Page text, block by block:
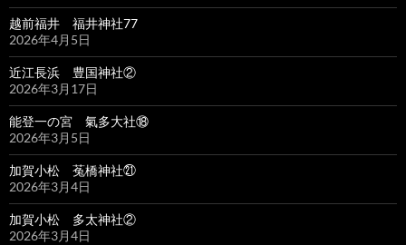
越前福井 福井神社77
2026年4月5日
近江長浜 豊国神社②
2026年3月17日
能登一の宮 氣多大社⑱
2026年3月5日
加賀小松 菟橋神社㉑
2026年3月4日
加賀小松 多太神社②
2026年3月4日